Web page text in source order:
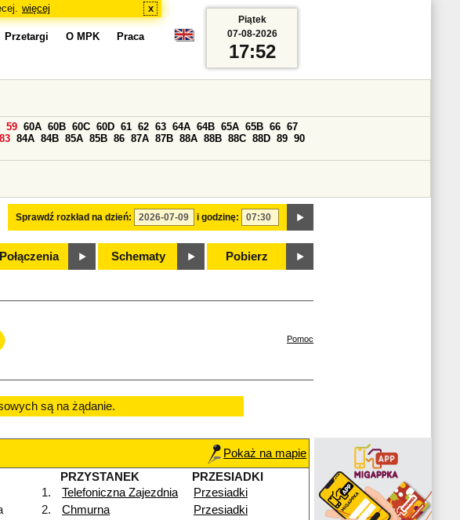
więcej x
Przetargi O MPK Praca
Sprawdź rozkład na dzień: i godzinę:
59 60A 60B 60C 60D 61 62 63 64A 64B 65A 65B 66 67
83 84A 84B 85A 85B 86 87A 87B 88A 88B 88C 88D 89 90
Połączenia Schematy Pobierz
Piątek
07-08-2026
17:52
Pomoc
są na żądanie.
Pokaż na mapie
PRZYSTANEK
PRZESIADKI
1.
Telefoniczna Zajezdnia
Przesiadki
2. Chmurna
Przesiadki